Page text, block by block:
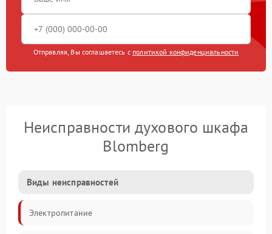
Отправляя, Вы соглашаетесь с политикой конфиденциальности
Неисправности духового шкафа
Blomberg
Виды неисправностей
Электропитание